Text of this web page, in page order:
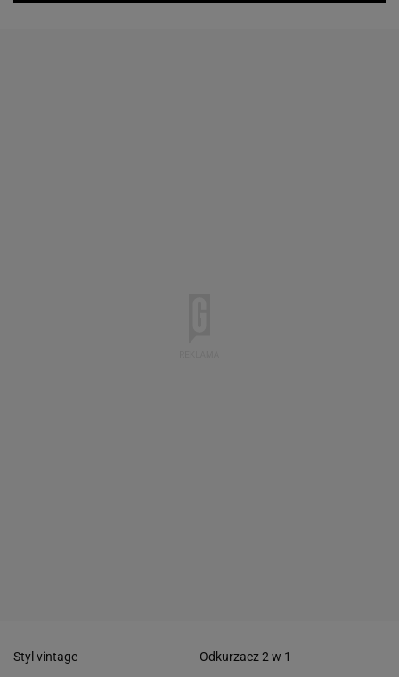
Styl vintage Odkurzacz 2 w 1